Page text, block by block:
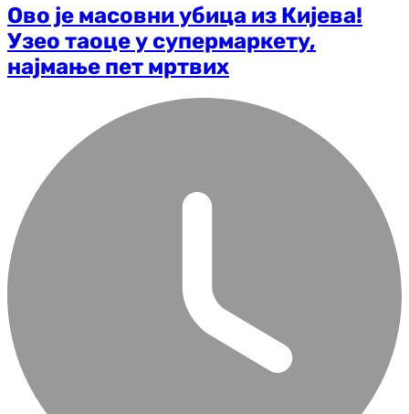
Ово је масовни убица из Кијева!
Узео таоце у супермаркету,
најмање пет мртвих